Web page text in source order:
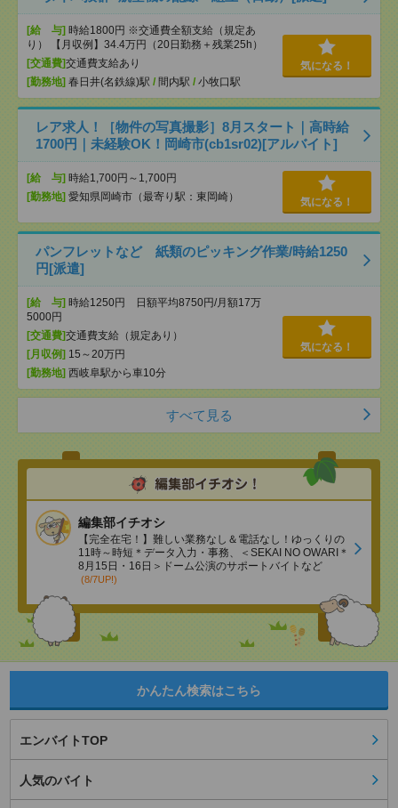
[給 与] 時給1800円 ※交通費全額支給（規定あ
り） 【月収例】34.4万円（20日勤務＋残業25h）
[交通費]交通費支給あり
[勤務地] 春日井(名鉄線)駅 / 間内駅 / 小牧口駅
気になる！
レア求人！［物件の写真撮影］8月スタート｜高時給
1700円｜未経験OK！岡崎市(cb1sr02)[アルバイト]
[給 与] 時給1,700円～1,700円
[勤務地] 愛知県岡崎市（最寄り駅：東岡崎） 気になる！
パンフレットなど 紙類のピッキング作業/時給1250
円[派遣]
[給 与] 時給1250円 日額平均8750円/月額17万
5000円
[交通費]交通費支給（規定あり）
[月収例] 15～20万円
[勤務地] 西岐阜駅から車10分
気になる！
すべて見る
編集部イチオシ
【完全在宅！】難しい業務なし＆電話なし！ゆっくりの
11時～時短＊データ入力・事務、＜SEKAI NO OWARI＊
8月15日・16日＞ドーム公演のサポートバイトなど
(8/7UP!)
かんたん検索はこちら
エンバイトTOP
人気のバイト